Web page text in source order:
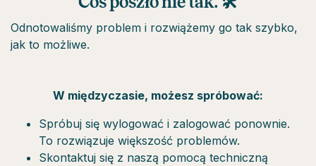
Odnotowaliśmy problem i rozwiążemy go tak szybko,
jak to możliwe.
W międzyczasie, możesz spróbować:
Spróbuj się wylogować i zalogować ponownie.
To rozwiązuje większość problemów.
Skontaktuj się z naszą pomocą techniczną